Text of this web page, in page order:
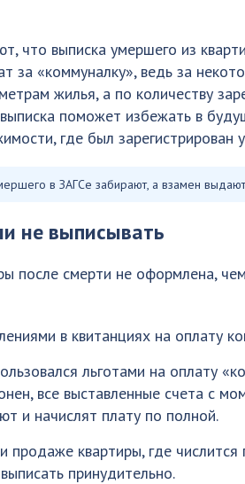
что выписка умершего из
за «коммуналку», ведь за
жилья, а по количеству
поможет избежать в
где был зарегистрирован
в ЗАГСе забирают, а взамен
не выписывать
после смерти не оформлена,
в квитанциях на оплату
льготами на оплату
все выставленные счета с
и начислят плату по полной.
продаже квартиры, где числится
принудительно.